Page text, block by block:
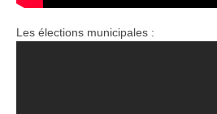
Les élections municipales :